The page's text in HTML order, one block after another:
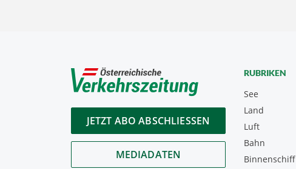
JETZT ABO ABSCHLIESSEN
MEDIADATEN
RUBRIKEN
See
Land
Luft
Bahn
Binnenschiff